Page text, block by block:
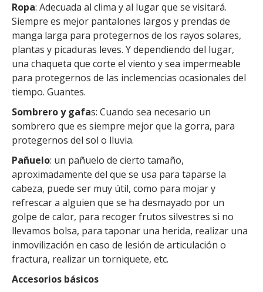
Ropa: Adecuada al clima y al lugar que se visitará.
Siempre es mejor pantalones largos y prendas de
manga larga para protegernos de los rayos solares,
plantas y picaduras leves. Y dependiendo del lugar,
una chaqueta que corte el viento y sea impermeable
para protegernos de las inclemencias ocasionales del
tiempo. Guantes.
Sombrero y gafas: Cuando sea necesario un
sombrero que es siempre mejor que la gorra, para
protegernos del sol o lluvia.
Pañuelo: un pañuelo de cierto tamaño,
aproximadamente del que se usa para taparse la
cabeza, puede ser muy útil, como para mojar y
refrescar a alguien que se ha desmayado por un
golpe de calor, para recoger frutos silvestres si no
llevamos bolsa, para taponar una herida, realizar una
inmovilización en caso de lesión de articulación o
fractura, realizar un torniquete, etc.
Accesorios básicos